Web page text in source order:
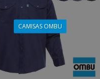
CAMISAS OMBU